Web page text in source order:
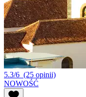
5.3/6 (25 opinii)
NOWOŚĆ